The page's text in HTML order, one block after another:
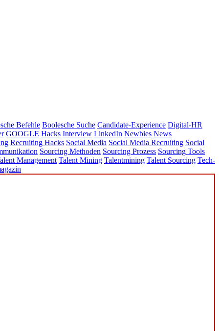
Befehle Boolesche Suche Candidate-Experience Digital-HR
GOOGLE Hacks Interview LinkedIn Newbies News
Recruiting Hacks Social Media Social Media Recruiting Social
Sourcing Methoden Sourcing Prozess Sourcing Tools
Management Talent Mining Talentmining Talent Sourcing Tech-